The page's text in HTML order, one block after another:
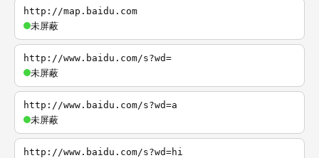
http://map.baidu.com
未屏蔽
http://www.baidu.com/s?wd=
未屏蔽
http://www.baidu.com/s?wd=a
未屏蔽
http://www.baidu.com/s?wd=hi